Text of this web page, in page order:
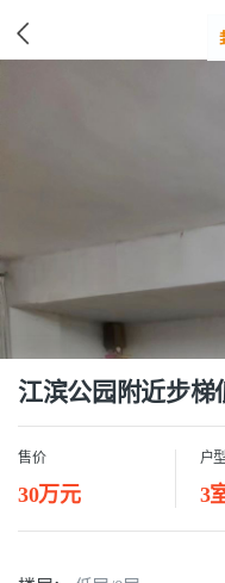
江滨公园附近步梯
售价
30万元
户型
3